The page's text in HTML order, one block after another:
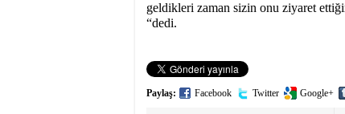
geldikleri zaman sizin onu ziyaret
“dedi.
Paylaş: Facebook Twitter Google+